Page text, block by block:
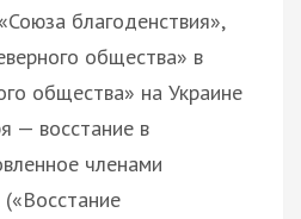
благоденствия»,
общества» в
общества» на Украине
— восстание в
членами